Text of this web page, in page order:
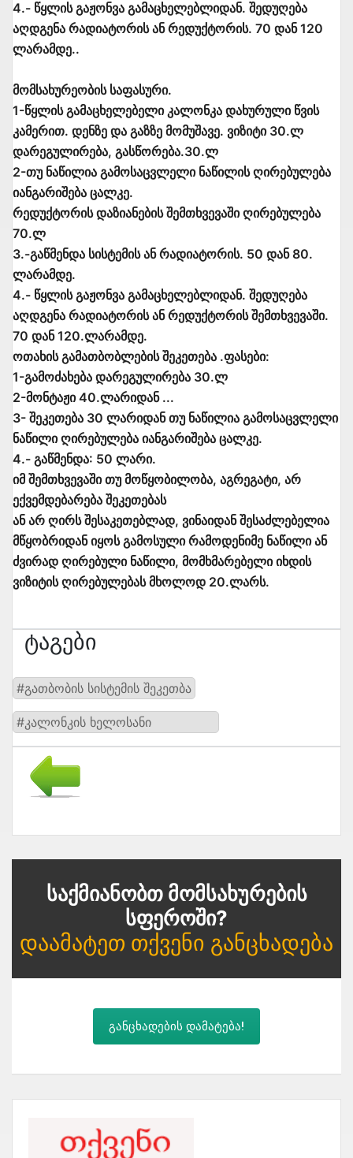
4.- წყლის გაჟონვა გამაცხელებლიდან. შედუღება
აღდგენა რადიატორის ან რედუქტორის. 70 დან 120
ლარამდე..
მომსახურეობის საფასური.
1-წყლის გამაცხელებელი კალონკა დახურული წვის
კამერით. დენზე და გაზზე მომუშავე. ვიზიტი 30.ლ
დარეგულირება, გასწორება.30.ლ
2-თუ ნაწილია გამოსაცვლელი ნაწილის ღირებულება
იანგარიშება ცალკე.
რედუქტორის დაზიანების შემთხვევაში ღირებულება
70.ლ
3.-გაწმენდა სისტემის ან რადიატორის. 50 დან 80.
ლარამდე.
4.- წყლის გაჟონვა გამაცხელებლიდან. შედუღება
აღდგენა რადიატორის ან რედუქტორის შემთხვევაში.
70 დან 120.ლარამდე.
ოთახის გამათბობლების შეკეთება .ფასები:
1-გამოძახება დარეგულირება 30.ლ
2-მონტაჟი 40.ლარიდან ...
3- შეკეთება 30 ლარიდან თუ ნაწილია გამოსაცვლელი
ნაწილი ღირებულება იანგარიშება ცალკე.
4.- გაწმენდა: 50 ლარი.
იმ შემთხვევაში თუ მოწყობილობა, აგრეგატი, არ
ექვემდებარება შეკეთებას
ან არ ღირს შესაკეთებლად, ვინაიდან შესაძლებელია
მწყობრიდან იყოს გამოსული რამოდენიმე ნაწილი ან
ძვირად ღირებული ნაწილი, მომხმარებელი იხდის
ვიზიტის ღირებულებას მხოლოდ 20.ლარს.
Ტაგები
#გათბობის სისტემის შეკეთბა
#კალონკის ხელოსანი
Საქმიანობთ Მომსახურების
Სფეროში?
Დაამატეთ Თქვენი Განცხადება
განცხადების დამატება!